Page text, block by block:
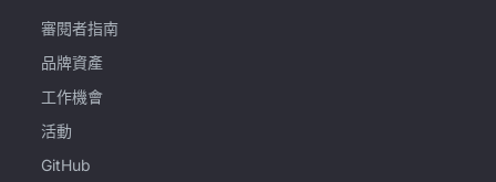
審閱者指南
品牌資產
工作機會
活動
GitHub